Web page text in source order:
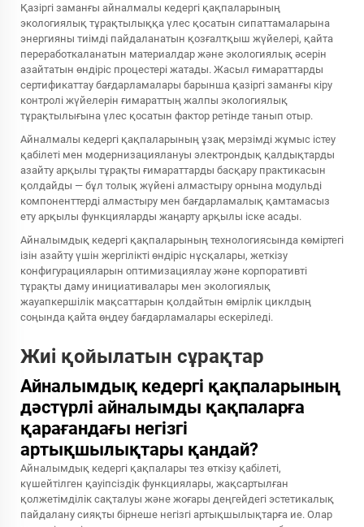
Қазіргі заманғы айналмалы кедергі қақпаларының
экологиялық тұрақтылыққа үлес қосатын сипаттамаларына
энергияны тиімді пайдаланатын қозғалтқыш жүйелері, қайта
переработкаланатын материалдар және экологиялық әсерін
азайтатын өндіріс процестері жатады. Жасыл ғимараттарды
сертификаттау бағдарламалары барынша қазіргі заманғы кіру
контролі жүйелерін ғимараттың жалпы экологиялық
тұрақтылығына үлес қосатын фактор ретінде танып отыр.
Айналмалы кедергі қақпаларының ұзақ мерзімді жұмыс істеу
қабілеті мен модернизациялануы электрондық қалдықтарды
азайту арқылы тұрақты ғимараттарды басқару практикасын
қолдайды — бұл толық жүйені алмастыру орнына модульді
компоненттерді алмастыру мен бағдарламалық қамтамасыз
ету арқылы функцияларды жаңарту арқылы іске асады.
Айналымдық кедергі қақпаларының технологиясында көміртегі
ізін азайту үшін жергілікті өндіріс нұсқалары, жеткізу
конфигурацияларын оптимизациялау және корпоративті
тұрақты даму инициативалары мен экологиялық
жауапкершілік мақсаттарын қолдайтын өмірлік циклдың
соңында қайта өңдеу бағдарламалары ескеріледі.
Жиі қойылатын сұрақтар
Айналымдық кедергі қақпаларының
дәстүрлі айналымды қақпаларға
қарағандағы негізгі
артықшылықтары қандай?
Айналымдық кедергі қақпалары тез өткізу қабілеті,
күшейтілген қауіпсіздік функциялары, жақсартылған
қолжетімділік сақталуы және жоғары деңгейдегі эстетикалық
пайдалану сияқты бірнеше негізгі артықшылықтарға ие. Олар